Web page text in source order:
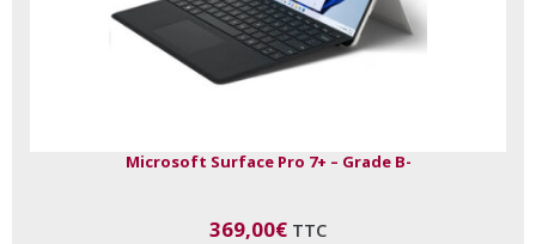
Microsoft Surface Pro 7+ – Grade B-
369,00€ TTC